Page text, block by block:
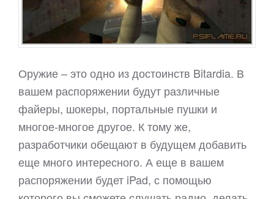
Оружие – это одно из достоинств Bitardia. В
вашем распоряжении будут различные
файеры, шокеры, портальные пушки и
многое-многое другое. К тому же,
разработчики обещают в будущем добавить
еще много интересного. А еще в вашем
распоряжении будет iPad, с помощью